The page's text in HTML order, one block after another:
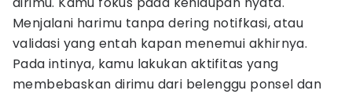
Menjalani harimu tanpa dering notifkasi, atau
validasi yang entah kapan menemui akhirnya.
Pada intinya, kamu lakukan aktifitas yang
membebaskan dirimu dari belenggu ponsel dan